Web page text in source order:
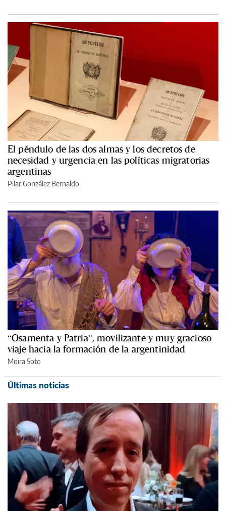
El péndulo de las dos almas y los decretos de
necesidad y urgencia en las políticas migratorias
argentinas
Pilar González Bernaldo
“Osamenta y Patria”, movilizante y muy gracioso
viaje hacia la formación de la argentinidad
Moira Soto
Últimas noticias